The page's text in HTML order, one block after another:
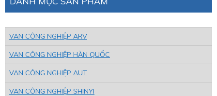
VAN CÔNG NGHIỆP ARV
VAN CÔNG NGHIỆP HÀN QUỐC
VAN CÔNG NGHIỆP AUT
VAN CÔNG NGHIỆP SHINYI